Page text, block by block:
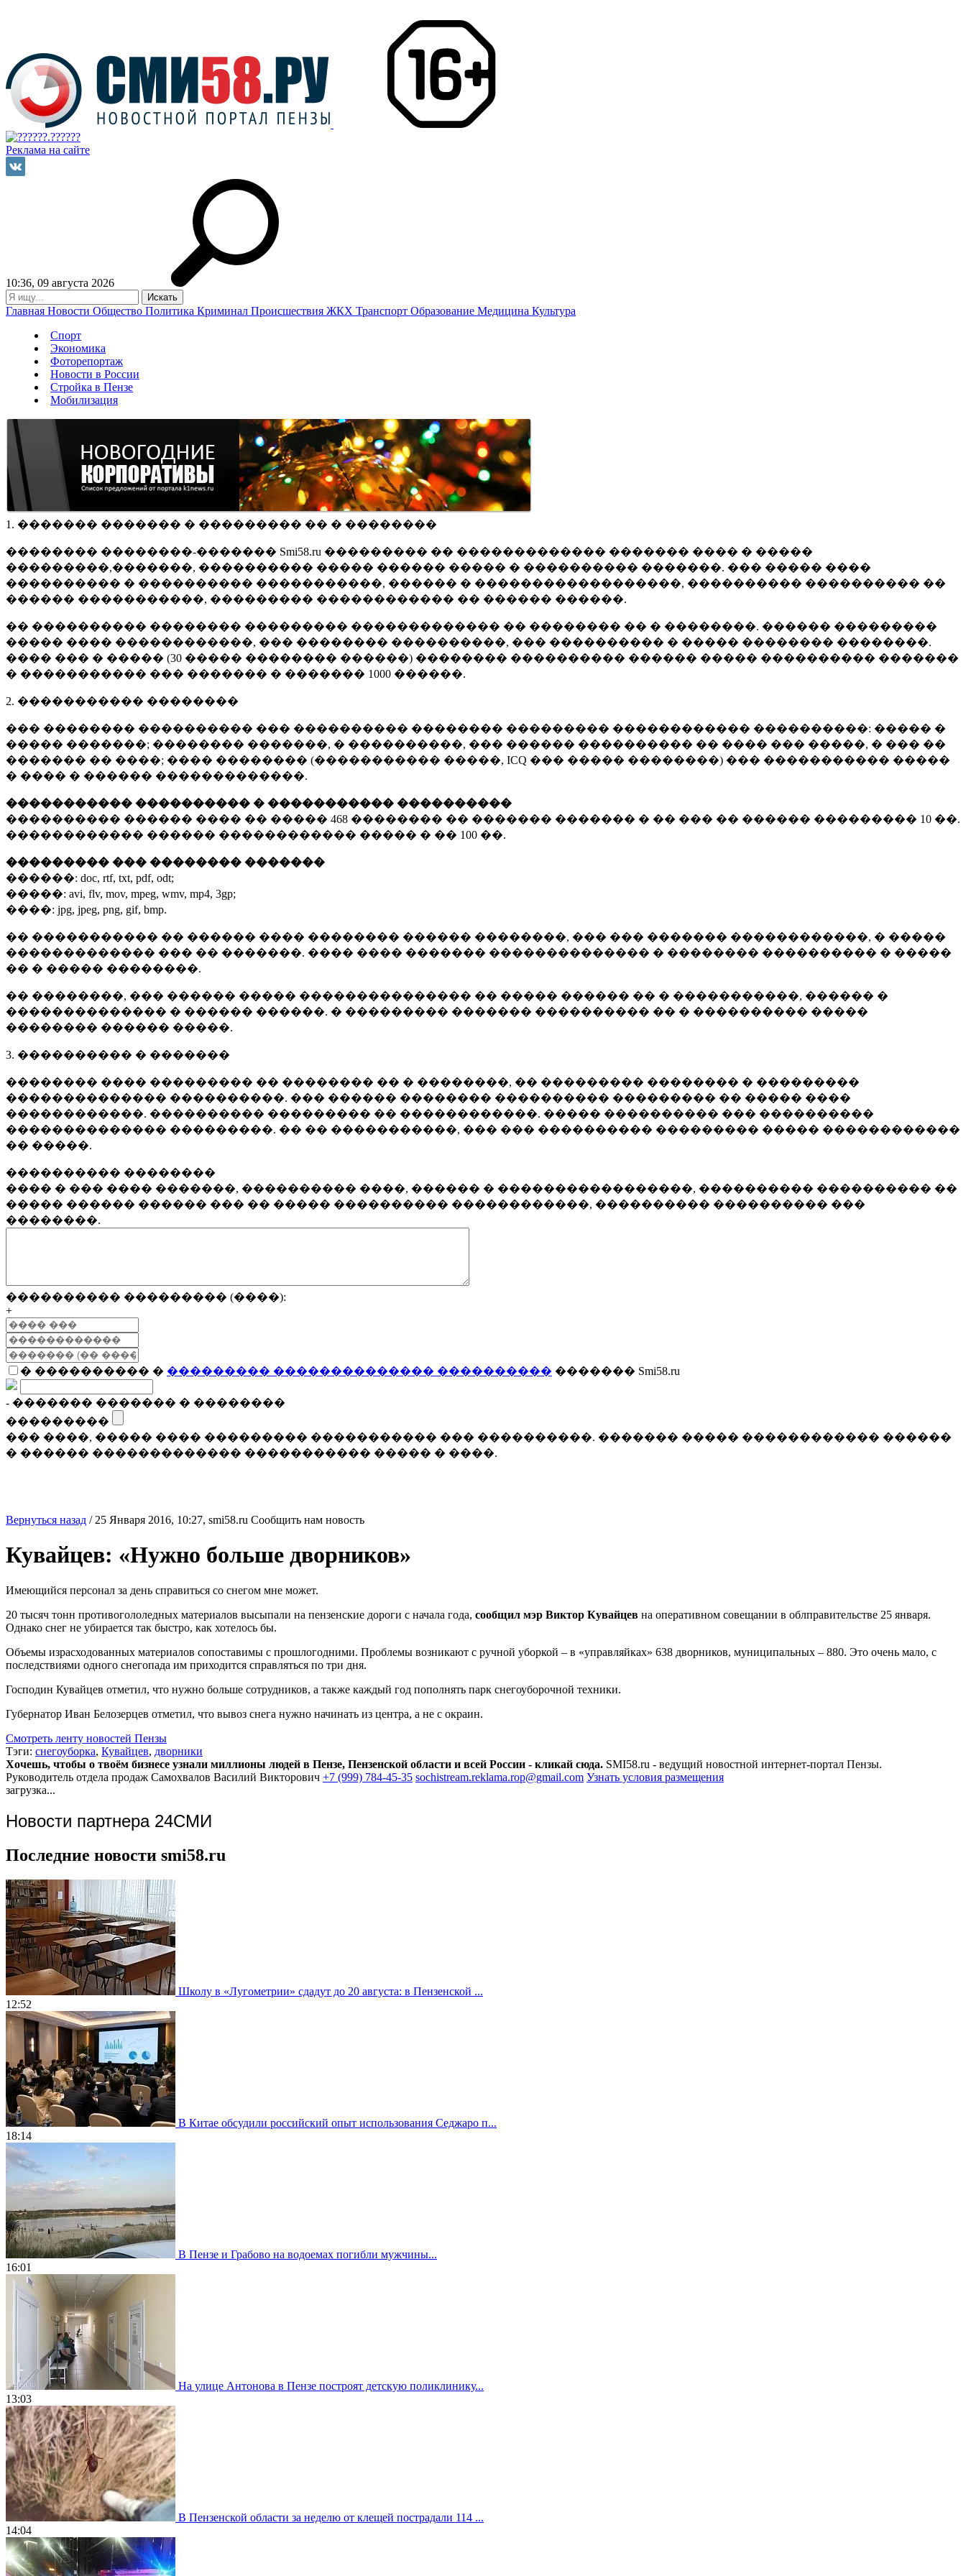
Реклама на сайте
10:36, 09 августа 2026
Главная Новости Общество Политика Криминал Происшествия ЖКХ Транспорт Образование Медицина Культура
Спорт
Экономика
Фоторепортаж
Новости в России
Стройка в Пензе
Мобилизация
1. ������� ������� � ��������� �� � ��������
�������� ��������-������� Smi58.ru ��������� �� ������������� ������� ���� � �����
���������,�������, ���������� ����� ������ ����� � ���������� �������. ��� ����� ����
���������� � ���������� �����������, ������ � ������������������, ���������� ���������� ��
������ �����������, ��������� ������������ �� ������ ������.
�� ���������� �������� ��������� ������������� �� �������� �� � ��������. ������ ���������
����� ���� ������������, ��� �������� ����������, ��� ���������� � ����� �������� ��������.
���� ��� � ����� (30 ����� �������� ������) �������� ���������� ������ ����� ���������� �������
� ����������� ��� ������� � ������� 1000 ������.
2. ����������� ��������
��� �������� ���������� ��� ���������� �������� ��������� ������������ ����������: ����� �
����� �������; �������� �������, � ����������, ��� ������ ���������� �� ���� ��� �����, � ��� ��
������� �� ����; ���� �������� (����������� �����, ICQ ��� ����� ��������) ��� ����������� �����
� ���� � ������ �������������.
����������� ���������� � ����������� ����������
���������� ������ ���� �� ����� 468 �������� �� ������� ������� � �� ��� �� ������ ��������� 10 ��.
������������ ������ ������������ ����� � �� 100 ��.
��������� ��� �������� �������
������: doc, rtf, txt, pdf, odt;
�����: avi, flv, mov, mpeg, wmv, mp4, 3gp;
����: jpg, jpeg, png, gif, bmp.
�� ����������� �� ������ ���� �������� ������ ��������, ��� ��� ������� ������������, � �����
������������� ��� �� �������. ���� ���� ������� �������������� � �������� ���������� � �����
�� � ����� ��������.
�� ��������, ��� ������ ����� ��������������� �� ����� ������ �� � �����������, ������ �
�������������� � ������ ������. � ��������� ������� ���������� �� � ���������� �����
�������� ������ �����.
3. ���������� � �������
�������� ���� ��������� �� �������� �� � ��������, �� ��������� �������� � ���������
�������������� ����������. ��� ������ �������� ���������� ��������� �� ����� ����
������������. ���������� ��������� �� ������������. ����� ���������� ��� ����������
�������������� ���������. �� �� �����������, ��� ��� ���������� ��������� ����� ������������
�� �����.
���������� ��������
���� � ��� ���� �������, ���������� ����, ������ � �����������������, ���������� ���������� ��
����� ������ ������ ��� �� ����� ���������� ������������, ���������� ���������� ���
��������.
���������� ��������� (����):
+
� ���������� � ��������� �������������� ���������� ������� Smi58.ru
- ������� ������� � ��������
���������
��� ����, ����� ���� ��������� ����������� ��� ����������. ������� ����� ������������ ������
� ������ ������������� ����������� ����� � ����.
Вернуться назад / 25 Января 2016, 10:27, smi58.ru Сообщить нам новость
Кувайцев: «Нужно больше дворников»
Имеющийся персонал за день справиться со снегом мне может.
20 тысяч тонн противогололедных материалов высыпали на пензенские дороги с начала года, сообщил мэр Виктор Кувайцев на оперативном совещании в облправительстве 25 января.
Однако снег не убирается так быстро, как хотелось бы.
Объемы израсходованных материалов сопоставимы с прошлогодними. Проблемы возникают с ручной уборкой – в «управляйках» 638 дворников, муниципальных – 880. Это очень мало, с
последствиями одного снегопада им приходится справляться по три дня.
Господин Кувайцев отметил, что нужно больше сотрудников, а также каждый год пополнять парк снегоуборочной техники.
Губернатор Иван Белозерцев отметил, что вывоз снега нужно начинать из центра, а не с окраин.
Смотреть ленту новостей Пензы
Тэги: снегоуборка, Кувайцев, дворники
Хочешь, чтобы о твоём бизнесе узнали миллионы людей в Пензе, Пензенской области и всей России - кликай сюда. SMI58.ru - ведущий новостной интернет-портал Пензы.
Руководитель отдела продаж Самохвалов Василий Викторович +7 (999) 784-45-35 sochistream.reklama.rop@gmail.com Узнать условия размещения
загрузка...
Новости партнера 24СМИ
Последние новости smi58.ru
Школу в «Лугометрии» сдадут до 20 августа: в Пензенской ...
12:52
В Китае обсудили российский опыт использования Седжаро п...
18:14
В Пензе и Грабово на водоемах погибли мужчины...
16:01
На улице Антонова в Пензе построят детскую поликлинику...
13:03
В Пензенской области за неделю от клещей пострадали 114 ...
14:04